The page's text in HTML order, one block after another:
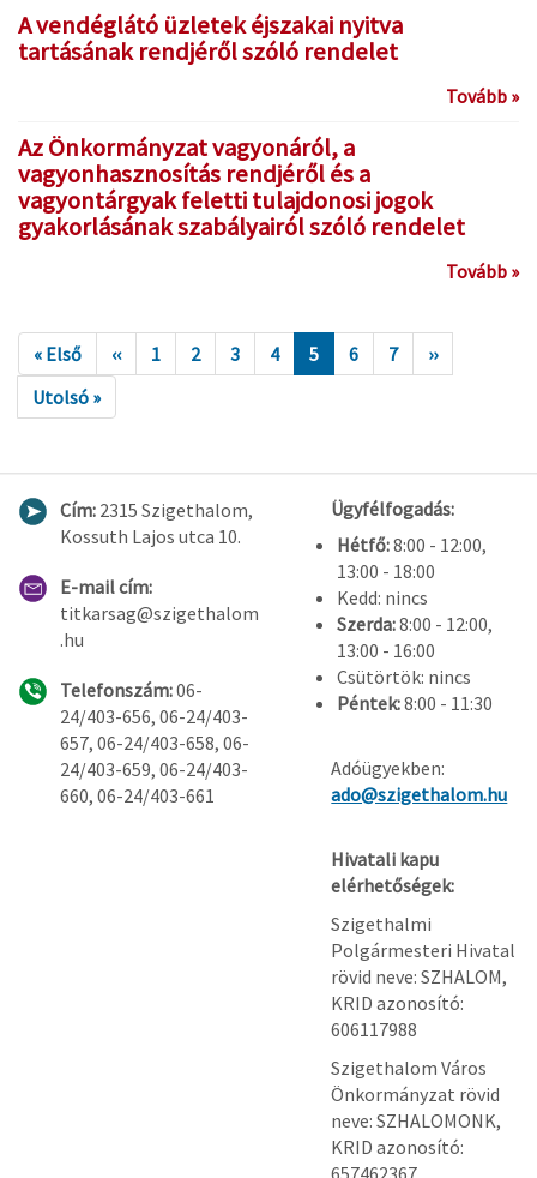
A vendéglátó üzletek éjszakai nyitva
tartásának rendjéről szóló rendelet
Tovább »
Az Önkormányzat vagyonáról, a
vagyonhasznosítás rendjéről és a
vagyontárgyak feletti tulajdonosi jogok
gyakorlásának szabályairól szóló rendelet
Tovább »
« Első ‹‹ 1 2 3 4 5 6 7
››
Utolsó »
Cím: 2315 Szigethalom,
Kossuth Lajos utca 10.
E-mail cím:
titkarsag@szigethalom
.hu
Telefonszám:06-
24/403-656, 06-24/403-
657, 06-24/403-658, 06-
24/403-659, 06-24/403-
660, 06-24/403-661
Ügyfélfogadás:
Hétfő:8:00 - 12:00,
13:00 - 18:00
Kedd: nincs
Szerda:8:00 - 12:00,
13:00 - 16:00
Csütörtök: nincs
Péntek:8:00 - 11:30
Adóügyekben:
ado@szigethalom.hu
Hivatali kapu
elérhetőségek:
Szigethalmi
Polgármesteri Hivatal
rövid neve: SZHALOM,
KRID azonosító:
606117988
Szigethalom Város
Önkormányzat rövid
neve: SZHALOMONK,
KRID azonosító: